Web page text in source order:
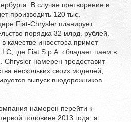
В случае претворение в
производить 120 тыс.
Fiat-Chrysler планирует
порядка 32 млрд. рублей.
качестве инвестора примет
где Fiat S.p.A. обладает паем в
Chrysler намерен предоставит
нескольких своих моделей,
выпуск внедорожников
намерен перейти к
половине 2013 года, а